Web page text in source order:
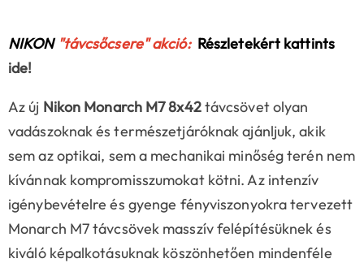
NIKON"távcsőcsere" akció: Részletekért kattints
ide!
Az új Nikon Monarch M7 8x42távcsövet olyan
vadászoknak és természetjáróknak ajánljuk, akik
sem az optikai, sem a mechanikai minőség terén nem
kívánnak kompromisszumokat kötni. Az intenzív
igénybevételre és gyenge fényviszonyokra tervezett
Monarch M7 távcsövek masszív felépítésüknek és
kiváló képalkotásuknak köszönhetően mindenféle